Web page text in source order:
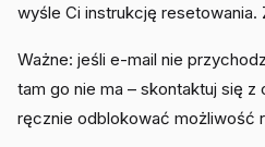
wyśle Ci instrukcję resetowania.
Ważne: jeśli e-mail nie
tam go nie ma – skontaktuj się z
ręcznie odblokować możliwość